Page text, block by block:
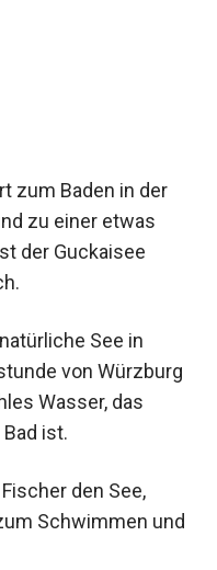
zum Baden in der
zu einer etwas
der Guckaisee
See in
von Würzburg
Wasser, das
ist.
den See,
Schwimmen und